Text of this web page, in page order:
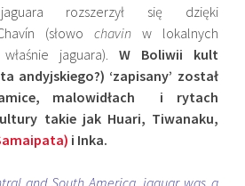
rozszerzył się dzięki
(słowo chavinw lokalnych
jaguara). W Boliwii kult
andyjskiego?) ‘zapisany’ został
malowidłach i rytach
takie jak Huari, Tiwanaku,
i Inka.
and South America, jaguar was a